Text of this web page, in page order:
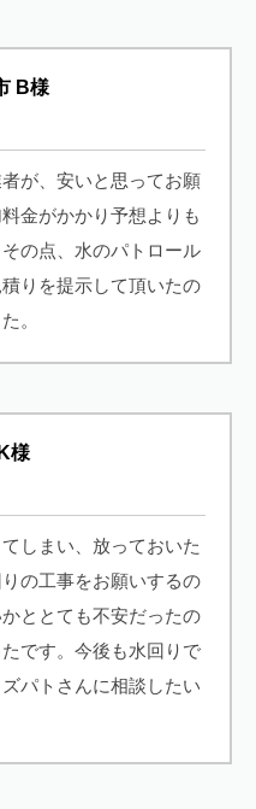
B様
が、安いと思ってお願
金がかかり予想よりも
の点、水のパトロール
りを提示して頂いたの
。
様
しまい、放っておいた
の工事をお願いするの
ととても不安だったの
です。今後も水回りで
パトさんに相談したい